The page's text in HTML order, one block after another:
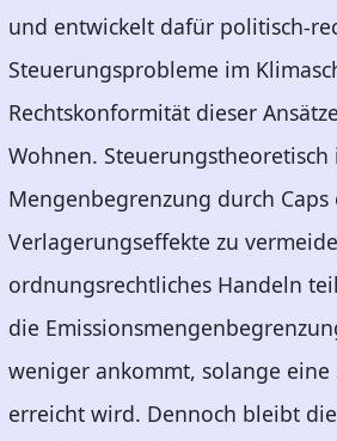
und entwickelt dafür politisch-
Steuerungsprobleme im
Rechtskonformität dieser
Wohnen.
Mengenbegrenzung durch
Verlagerungseffekte zu
ordnungsrechtliches Handeln
die
weniger ankommt, solange
erreicht wird. Dennoch bleibt